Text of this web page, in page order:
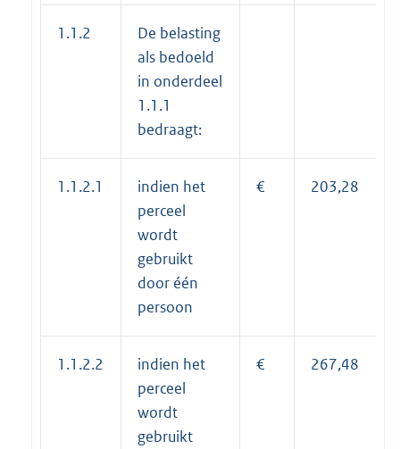
1.1.2
De belasting
als bedoeld
in onderdeel
1.1.1
bedraagt:
1.1.2.1
indien het
perceel
wordt
gebruikt
door één
persoon
€ 203,28
1.1.2.2
indien het
perceel
wordt
gebruikt
€ 267,48